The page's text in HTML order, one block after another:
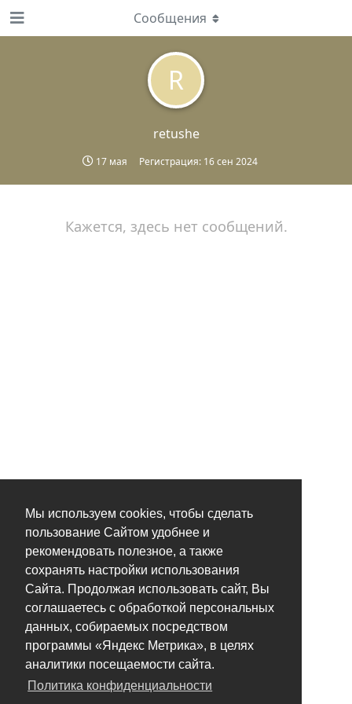
Мы используем cookies, чтобы сделать
пользование Сайтом удобнее и
рекомендовать полезное, а также
сохранять настройки использования
Сайта. Продолжая использовать сайт, Вы
соглашаетесь с обработкой персональных
данных, собираемых посредством
программы «Яндекс Метрика», в целях
аналитики посещаемости сайта.
Политика конфиденциальности
R
retushe
17 мая Регистрация: 16 сен 2024
Сообщения
Кажется, здесь нет сообщений.